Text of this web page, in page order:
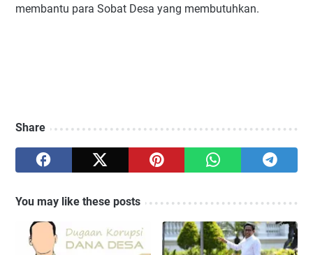
membantu para Sobat Desa yang membutuhkan.
Share
You may like these posts